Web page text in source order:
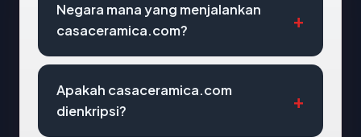
Negara mana yang menjalankan
casaceramica.com?
Apakah casaceramica.com
dienkripsi?